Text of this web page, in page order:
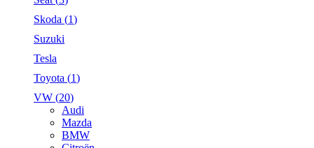
Skoda (1)
Suzuki
Tesla
Toyota (1)
VW (20)
Audi
Mazda
BMW